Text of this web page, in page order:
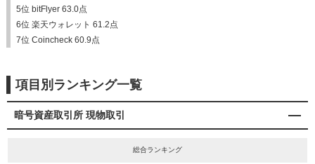
5位 bitFlyer 63.0点
6位 楽天ウォレット 61.2点
7位 Coincheck 60.9点
項目別ランキング一覧
暗号資産取引所 現物取引
総合ランキング